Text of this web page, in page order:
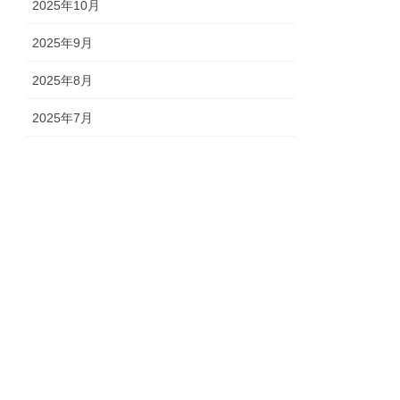
2025年10月
2025年9月
2025年8月
2025年7月